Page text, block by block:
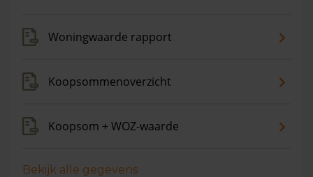
Woningwaarde rapport
Koopsommenoverzicht
Koopsom + WOZ-waarde
Bekijk alle gegevens